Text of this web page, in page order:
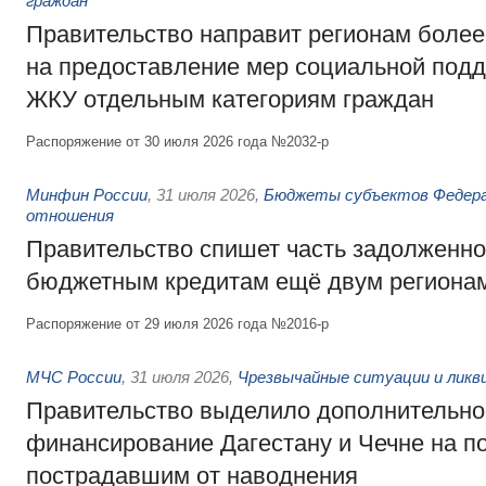
Правительство направит регионам
на предоставление мер социальной
ЖКУ отдельным категориям граждан
Распоряжение от 30 июля 2026 года №2032-р
Минфин России, 31 июля 2026, Бюджеты субъектов
отношения
Правительство спишет часть
бюджетным кредитам ещё двум
Распоряжение от 29 июля 2026 года №2016-р
МЧС России, 31 июля 2026, Чрезвычайные ситуации и
Правительство выделило
финансирование Дагестану и Чечне на
пострадавшим от наводнения